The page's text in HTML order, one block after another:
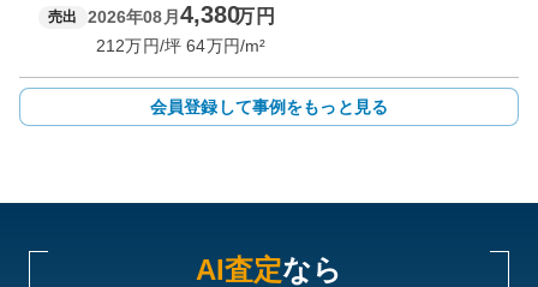
売出 2026年08月 4,380万円
212万円/坪 64万円/m²
会員登録して事例をもっと見る
AI査定なら